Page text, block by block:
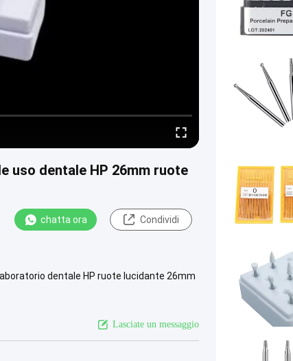
uso dentale HP 26mm ruote
chatta ora Condividi
dentale HP ruote lucidante 26mm
Lasciate un messaggio